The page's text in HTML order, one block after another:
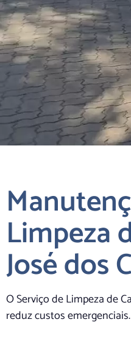
Limpeza
José dos
O Serviço de Limpeza de
reduz custos emergenciais.